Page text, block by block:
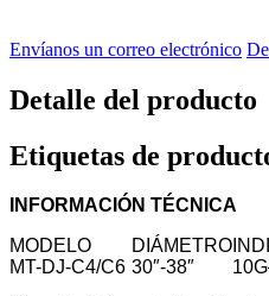
Envíanos un correo electrónico
Detalle del producto
Etiquetas de
INFORMACIÓN TÉCNICA
MODELO
DIÁMETRO
MT-DJ-C4/C6 30″-38″